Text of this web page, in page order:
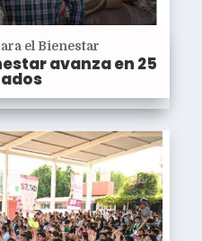
el Bienestar
avanza en 25